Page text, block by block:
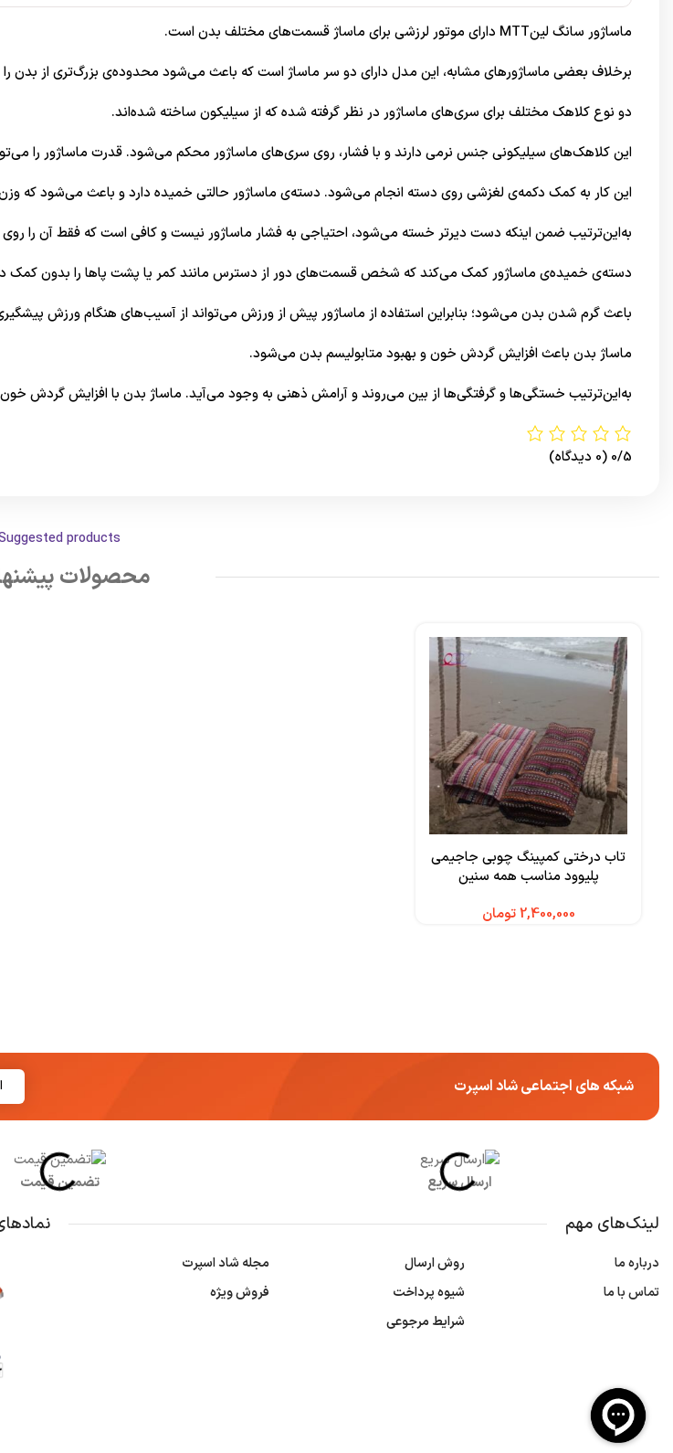
ماساژور سانگ لینMTT دارای موتور لرزشی برای ماساژ قسمت‌های مختلف بدن است.
برخلاف بعضی ماساژورهای مشابه، این مدل دارای دو سر ماساژ است که باعث می‌شود محدوده‌ی بزرگ‌تری از بدن را
دو نوع کلاهک مختلف برای سری‌های ماساژور در نظر گرفته شده که از سیلیکون ساخته شده‌اند.
این کلاهک‌های سیلیکونی جنس نرمی دارند و با فشار، روی سری‌های ماساژور محکم می‌شود. قدرت ماساژور را
این کار به کمک دکمه‌ی لغزشی روی دسته انجام می‌شود. دسته‌ی ماساژور حالتی خمیده دارد و باعث می‌شود که
به‌این‌ترتیب ضمن اینکه دست دیرتر خسته می‌شود، احتیاجی به فشار ماساژور نیست و کافی است که فقط آن را
دسته‌ی خمیده‌ی ماساژور کمک می‌کند که شخص قسمت‌های دور از دسترس مانند کمر یا پشت پاها را بدون کمک
باعث گرم شدن بدن می‌شود؛ بنابراین استفاده از ماساژور پیش از ورزش می‌تواند از آسیب‌های هنگام ورزش
ماساژ بدن باعث افزایش گردش خون و بهبود متابولیسم بدن می‌شود.
به‌این‌ترتیب خستگی‌ها و گرفتگی‌ها از بین می‌روند و آرامش ذهنی به وجود می‌آید. ماساژ بدن با افزایش گردش
0/5 (0 دیدگاه)
products
محصولات
تاب درختی کمپینگ چوبی جاجیمی
پلیوود مناسب همه سنین
تومان
شبکه های اجتماعی شاد اسپرت
ارسال سریع تضمین قیمت
لینک‌های مهم
درباره ما
تماس با ما
روش ارسال
شیوه پرداخت
شرایط مرجوعی
مجله شاد اسپرت
فروش ویژه